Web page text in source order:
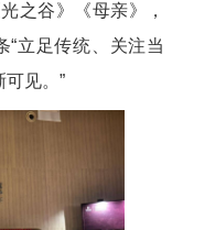
之谷》《母亲》，
“立足传统、关注当
见。”